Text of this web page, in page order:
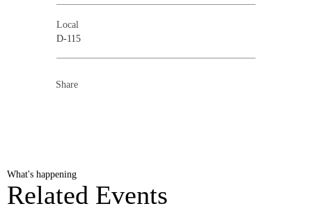
Local
D-115
Share
What's happening
Related Events